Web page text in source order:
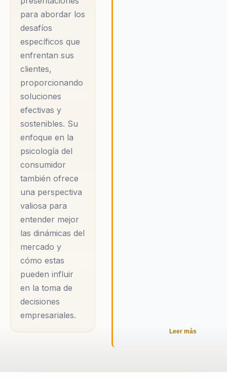
para abordar los
desafíos
específicos que
enfrentan sus
clientes,
proporcionando
soluciones
efectivas y
sostenibles. Su
enfoque en la
psicología del
consumidor
también ofrece
una perspectiva
valiosa para
entender mejor
las dinámicas del
mercado y
cómo estas
pueden influir
en la toma de
decisiones
empresariales.
Leer más